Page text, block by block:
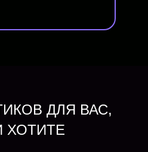
ДЛЯ ВАС,
ХОТИТЕ